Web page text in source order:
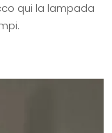
qui la lampada